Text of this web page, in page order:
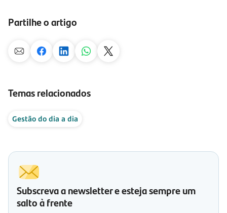
Partilhe o artigo
Temas relacionados
Gestão do dia a dia
Subscreva a newsletter e esteja sempre um
salto à frente